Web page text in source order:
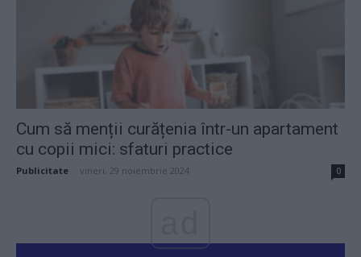
Cum să menții curățenia într-un apartament
cu copii mici: sfaturi practice
Publicitate vineri, 29 noiembrie 2024 0